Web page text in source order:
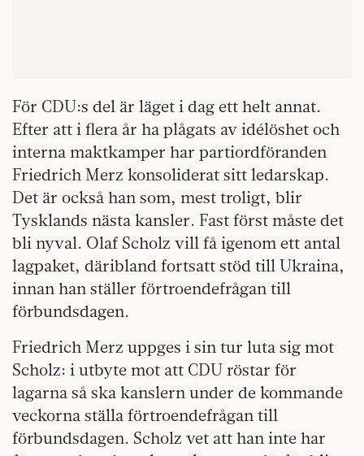
För CDU:s del är läget i dag ett helt annat.
Efter att i flera år ha plågats av idélöshet och
interna maktkamper har partiordföranden
Friedrich Merz konsoliderat sitt ledarskap.
Det är också han som, mest troligt, blir
Tysklands nästa kansler. Fast först måste det
bli nyval. Olaf Scholz vill få igenom ett antal
lagpaket, däribland fortsatt stöd till Ukraina,
innan han ställer förtroendefrågan till
förbundsdagen.
Friedrich Merz uppges i sin tur luta sig mot
Scholz: i utbyte mot att CDU röstar för
lagarna så ska kanslern under de kommande
veckorna ställa förtroendefrågan till
förbundsdagen. Scholz vet att han inte har